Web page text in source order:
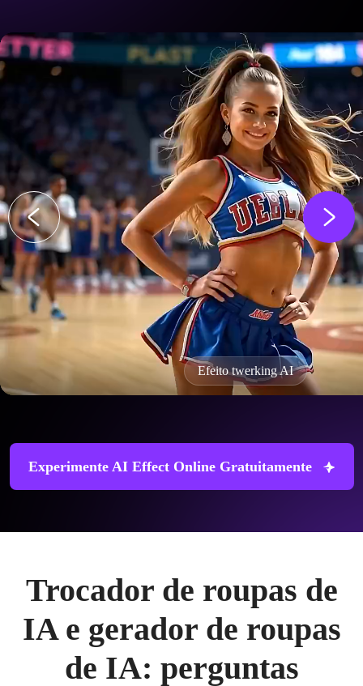
Filtro de idade AI
Experimente AI Effect Online Gratuitamente
Trocador de roupas de
IA e gerador de roupas
de IA: perguntas